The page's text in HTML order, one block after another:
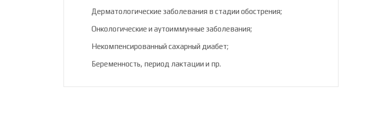
Дерматологические заболевания в стадии обострения;
Онкологические и аутоиммунные заболевания;
Некомпенсированный сахарный диабет;
Беременность, период лактации и пр.